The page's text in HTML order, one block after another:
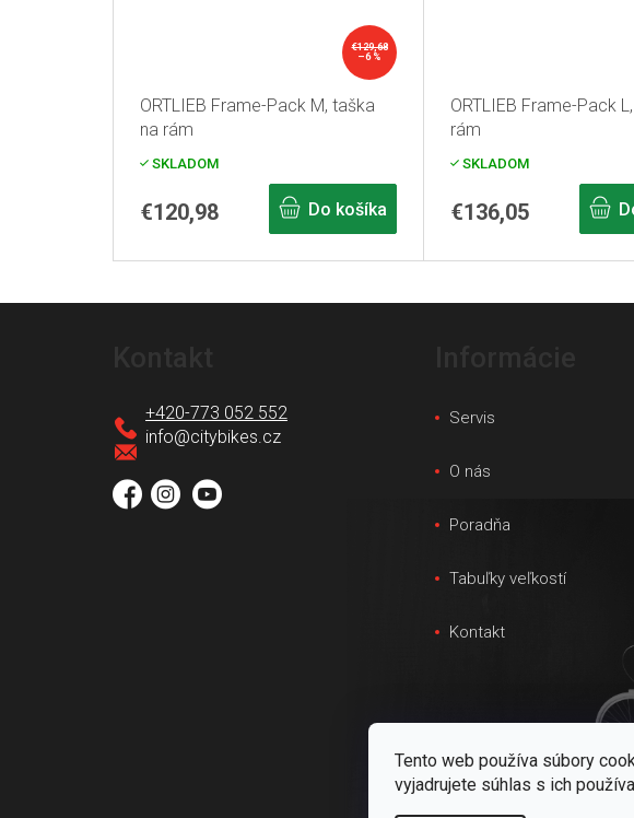
Tento web používa súbory
vyjadrujete súhlas s ich
€129,68
–6 %
ORTLIEB Frame-Pack M, taška
na rám
SKLADOM
€120,98 Do košíka
ORTLIEB Frame-Pack
rám
SKLADOM
€136,05
info@citybikes.cz
+420-773 052 552 Servis
O nás
Poradňa
Tabuľky veľkostí
Kontakt